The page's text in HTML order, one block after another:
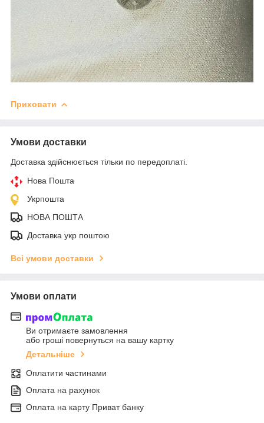
Приховати
Умови доставки
Доставка здійснюється тільки по передоплаті.
Нова Пошта
Укрпошта
НОВА ПОШТА
Доставка укр поштою
Всі умови доставки
Умови оплати
Ви отримаєте замовлення
або гроші повернуться на вашу картку
Детальніше
Оплатити частинами
Оплата на рахунок
Оплата на карту Приват банку